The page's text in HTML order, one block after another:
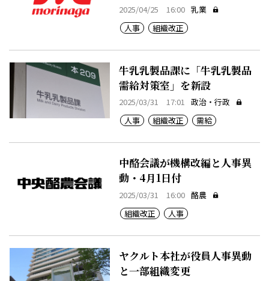
2025/04/25 16:00 乳業
人事
組織改正
牛乳乳製品課に「牛乳乳製品
需給対策室」を新設
2025/03/31 17:01 政治・行政
人事
組織改正 需給
中酪会議が機構改編と人事異
動・4月1日付
2025/03/31 16:00 酪農
組織改正
人事
ヤクルト本社が役員人事異動
と一部組織変更